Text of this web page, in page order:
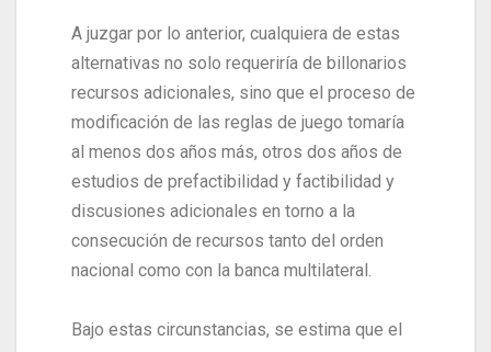
A juzgar por lo anterior, cualquiera de estas
alternativas no solo requeriría de billonarios
recursos adicionales, sino que el proceso de
modificación de las reglas de juego tomaría
al menos dos años más, otros dos años de
estudios de prefactibilidad y factibilidad y
discusiones adicionales en torno a la
consecución de recursos tanto del orden
nacional como con la banca multilateral.
Bajo estas circunstancias, se estima que el